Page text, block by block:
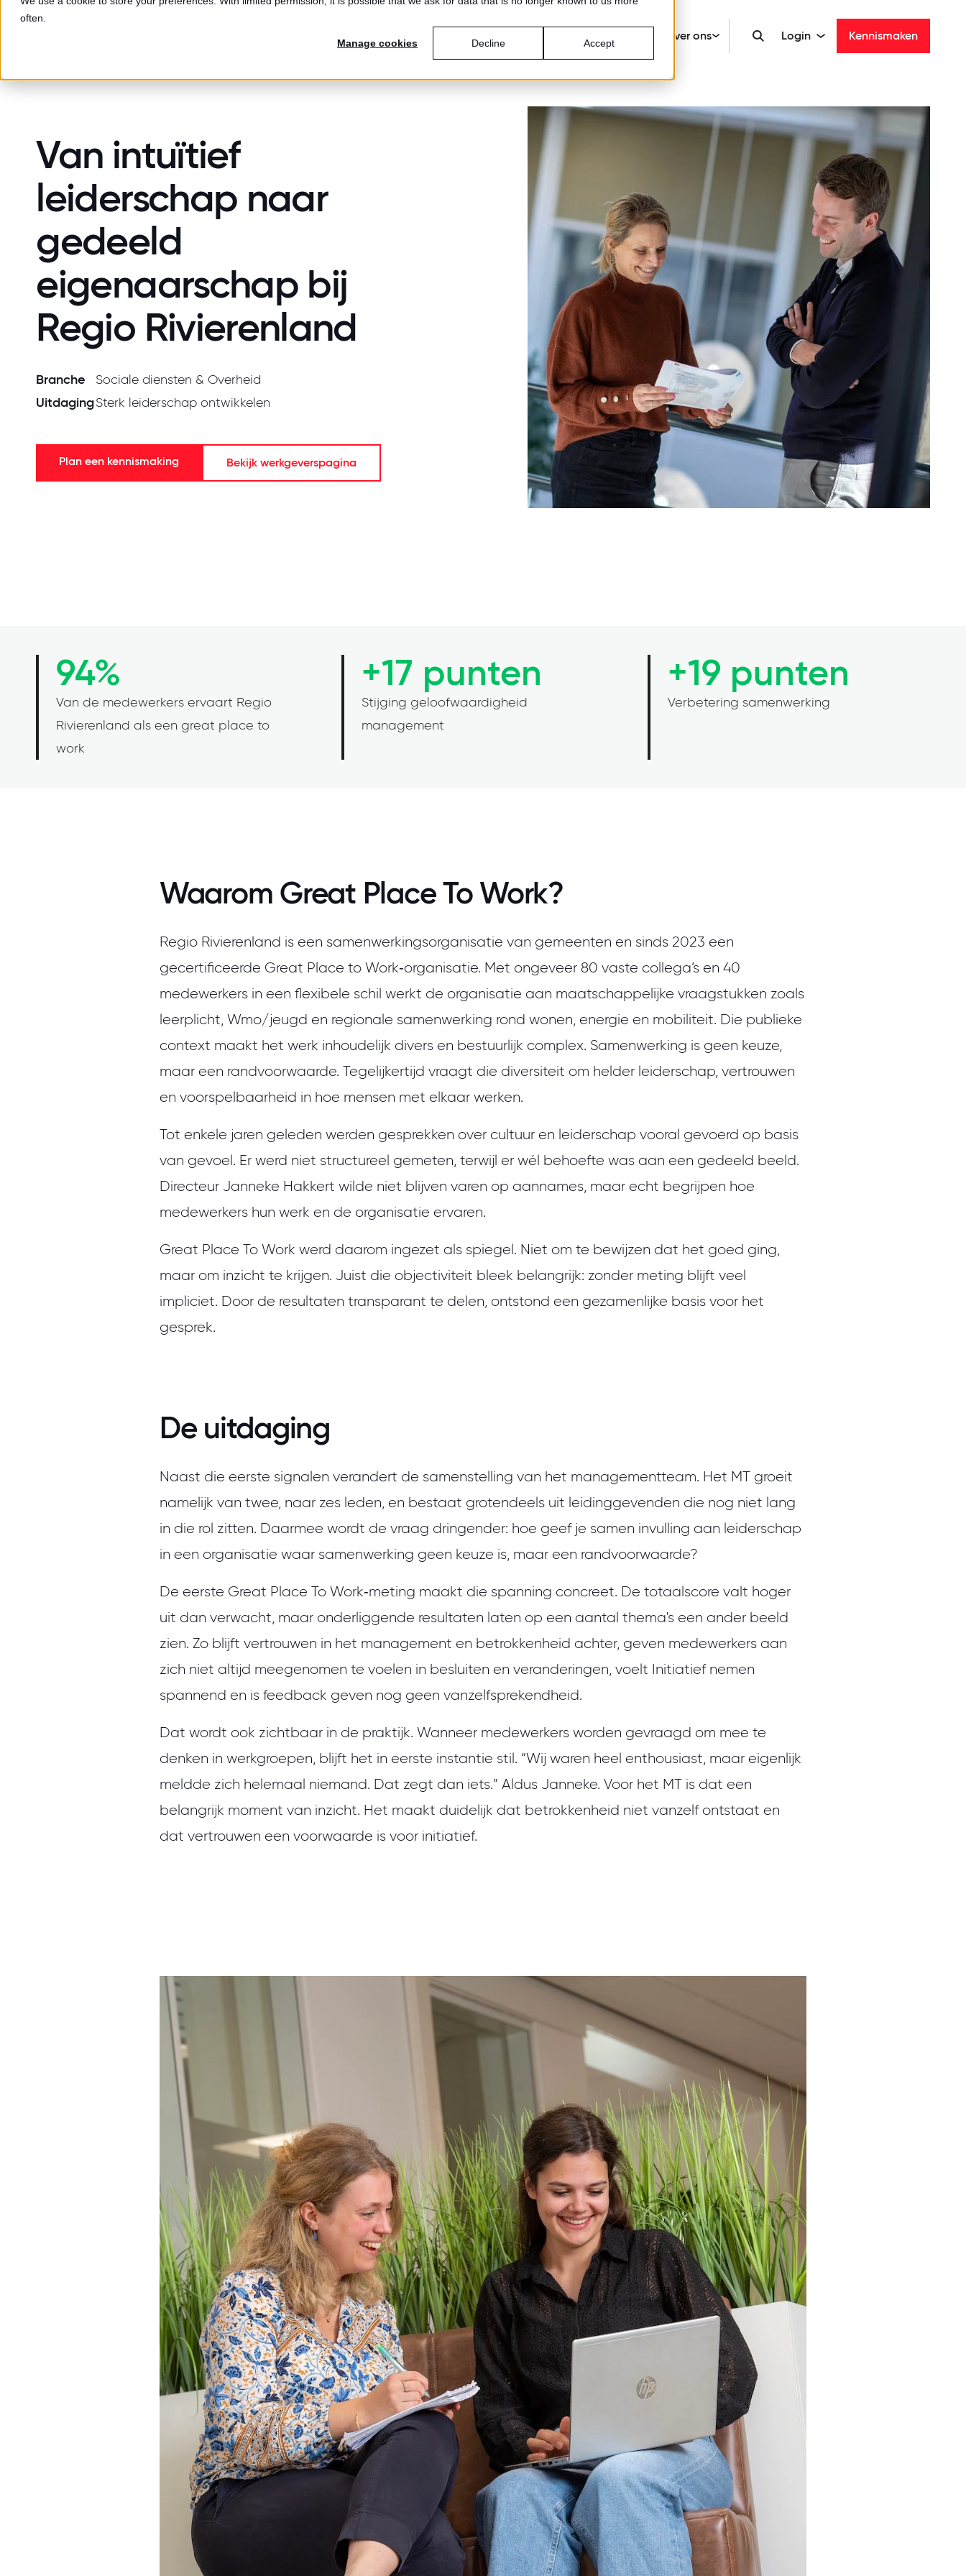
often.
Manage cookies Accept
Decline
Over ons Login Kennismaken
Van intuïtief
leiderschap naar
gedeeld
eigenaarschap bij
Regio Rivierenland
Branche Sociale diensten & Overheid
UitdagingSterk leiderschap ontwikkelen
Plan een kennismaking Bekijk werkgeverspagina
94%
Van de medewerkers ervaart Regio
Rivierenland als een great place to
work
+17 punten
Stijging geloofwaardigheid
management
+19 punten
Verbetering samenwerking
Waarom Great Place To Work?
Regio Rivierenland is een samenwerkingsorganisatie van gemeenten en sinds 2023 een
gecertificeerde Great Place to Work‑organisatie. Met ongeveer 80 vaste collega’s en 40
medewerkers in een flexibele schil werkt de organisatie aan maatschappelijke vraagstukken zoals
leerplicht, Wmo/jeugd en regionale samenwerking rond wonen, energie en mobiliteit. Die publieke
context maakt het werk inhoudelijk divers en bestuurlijk complex. Samenwerking is geen keuze,
maar een randvoorwaarde. Tegelijkertijd vraagt die diversiteit om helder leiderschap, vertrouwen
en voorspelbaarheid in hoe mensen met elkaar werken.
Tot enkele jaren geleden werden gesprekken over cultuur en leiderschap vooral gevoerd op basis
van gevoel. Er werd niet structureel gemeten, terwijl er wél behoefte was aan een gedeeld beeld.
Directeur Janneke Hakkert wilde niet blijven varen op aannames, maar echt begrijpen hoe
medewerkers hun werk en de organisatie ervaren.
Great Place To Work werd daarom ingezet als spiegel. Niet om te bewijzen dat het goed ging,
maar om inzicht te krijgen. Juist die objectiviteit bleek belangrijk: zonder meting blijft veel
impliciet. Door de resultaten transparant te delen, ontstond een gezamenlijke basis voor het
gesprek.
De uitdaging
Naast die eerste signalen verandert de samenstelling van het managementteam. Het MT groeit
namelijk van twee, naar zes leden, en bestaat grotendeels uit leidinggevenden die nog niet lang
in die rol zitten. Daarmee wordt de vraag dringender: hoe geef je samen invulling aan leiderschap
in een organisatie waar samenwerking geen keuze is, maar een randvoorwaarde?
De eerste Great Place To Work‑meting maakt die spanning concreet. De totaalscore valt hoger
uit dan verwacht, maar onderliggende resultaten laten op een aantal thema's een ander beeld
zien. Zo blijft vertrouwen in het management en betrokkenheid achter, geven medewerkers aan
zich niet altijd meegenomen te voelen in besluiten en veranderingen, voelt Initiatief nemen
spannend en is feedback geven nog geen vanzelfsprekendheid.
Dat wordt ook zichtbaar in de praktijk. Wanneer medewerkers worden gevraagd om mee te
denken in werkgroepen, blijft het in eerste instantie stil. “Wij waren heel enthousiast, maar eigenlijk
meldde zich helemaal niemand. Dat zegt dan iets.” Aldus Janneke. Voor het MT is dat een
belangrijk moment van inzicht. Het maakt duidelijk dat betrokkenheid niet vanzelf ontstaat en
dat vertrouwen een voorwaarde is voor initiatief.